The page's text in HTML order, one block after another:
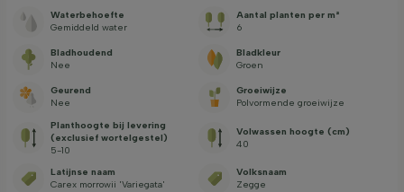
Waterbehoefte
Gemiddeld water
Aantal planten per m²
6
Bladhoudend
Nee
Bladkleur
Groen
Geurend
Nee
Groeiwijze
Polvormende groeiwijze
Planthoogte bij levering
(exclusief wortelgestel)
5-10
Volwassen hoogte (cm)
40
Latijnse naam
Carex morrowii 'Variegata'
Volksnaam
Zegge